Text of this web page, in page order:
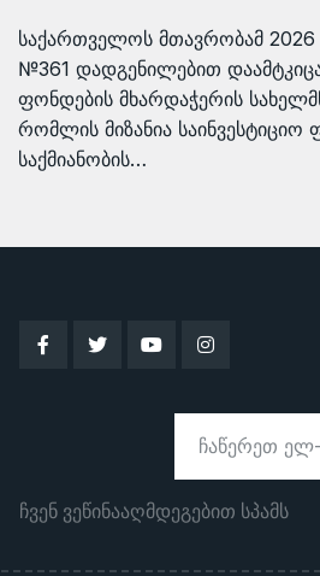
საქართველოს მთავრობამ
№361 დადგენილებით დაამტკიცა
ფონდების მხარდაჭერის
რომლის მიზანია საინვესტიციო
საქმიანობის…
ჩვენ ვეწინააღმდეგებით სპამს